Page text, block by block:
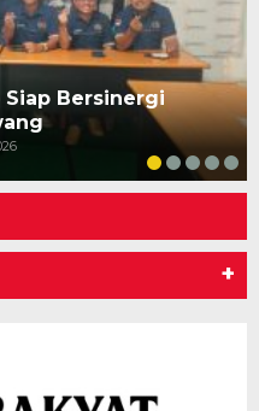
Siap Bersinergi
+